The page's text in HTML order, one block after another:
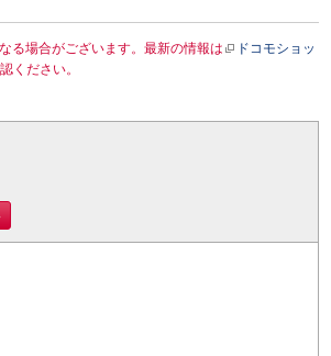
る場合がございます。最新の情報は
ドコモショッ
ください。